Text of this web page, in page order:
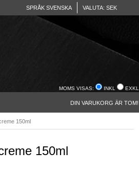
SPRÅK SVENSKA VALUTA: SEK
MOMS VISAS: INKL EXKL
DIN VARUKORG ÄR TOM!
150ml
150ml